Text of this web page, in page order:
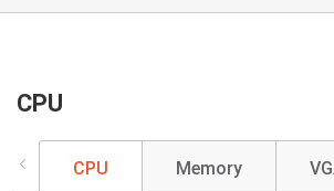
CPU
CPU Memory